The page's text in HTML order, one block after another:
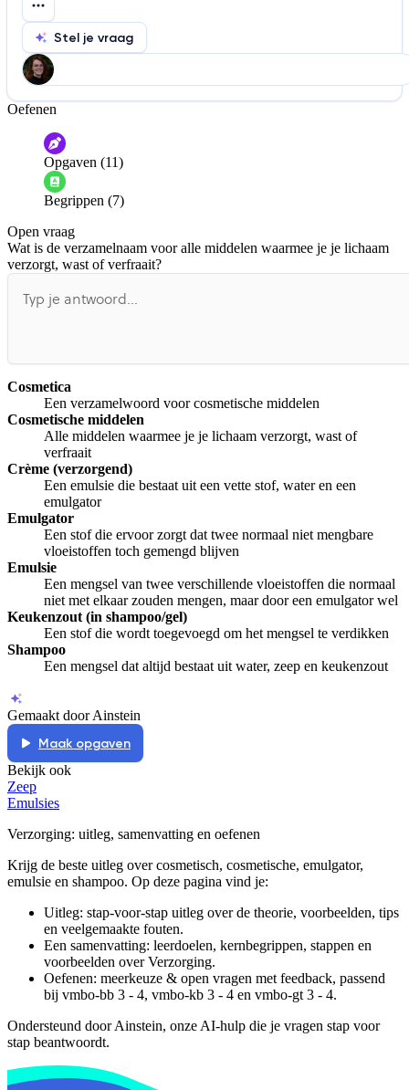
Stel je vraag
Help ons de video te verbeteren
De audio is slecht
Informatie is onjuist
De docent is te langdradig
De uitleg gaat te langzaam
Afspelen werkte niet
Oefenen
Opgaven (11)
Begrippen (7)
Open vraag
Wat is de verzamelnaam voor alle middelen waarmee je je lichaam
verzorgt, wast of verfraait?
Cosmetica
Een verzamelwoord voor cosmetische middelen
Cosmetische middelen
Alle middelen waarmee je je lichaam verzorgt, wast of
verfraait
Crème (verzorgend)
Een emulsie die bestaat uit een vette stof, water en een
emulgator
Emulgator
Een stof die ervoor zorgt dat twee normaal niet mengbare
vloeistoffen toch gemengd blijven
Emulsie
Een mengsel van twee verschillende vloeistoffen die normaal
niet met elkaar zouden mengen, maar door een emulgator wel
Keukenzout (in shampoo/gel)
Een stof die wordt toegevoegd om het mengsel te verdikken
Shampoo
Een mengsel dat altijd bestaat uit water, zeep en keukenzout
Gemaakt door Ainstein
Maak opgaven
Bekijk ook
Zeep
Emulsies
Verzorging: uitleg, samenvatting en oefenen
Krijg de beste uitleg over cosmetisch, cosmetische, emulgator,
emulsie en shampoo. Op deze pagina vind je:
Uitleg: stap-voor-stap uitleg over de theorie, voorbeelden, tips
en veelgemaakte fouten.
Een samenvatting: leerdoelen, kernbegrippen, stappen en
voorbeelden overVerzorging.
Oefenen: meerkeuze & open vragen met feedback, passend
bij vmbo-bb 3 - 4, vmbo-kb 3 - 4 en vmbo-gt 3 - 4.
Ondersteund door Ainstein, onze AI-hulp die je vragen stap voor
stap beantwoordt.